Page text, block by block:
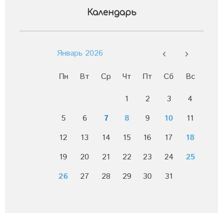
Календарь
Январь 2026
Пн Вт Ср Чт Пт Сб
Вс
1
2 3
4
5
6 7 8 9 10
11
12
13 14 15 16 17
18
19
20 21 22 23 24
25
26
27 28 29 30 31